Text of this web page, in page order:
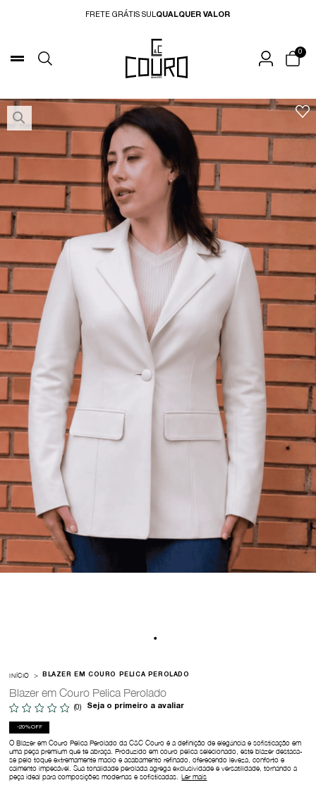
FRETE GRÁTIS SUL QUALQUER VALOR
0
INÍCIO BLAZER EM COURO PELICA PEROLADO
Blazer em Couro Pelica Perolado
(0) Seja o primeiro a avaliar
20%OFF
O Blazer em Couro Pelica Perolado da C&C Couro é a definição de elegância e sofisticação em
uma peça premium que te abraça. Produzido em couro pelica selecionado, este blazer destaca-
se pelo toque extremamente macio e acabamento refinado, oferecendo leveza, conforto e
caimento impecável. Sua tonalidade perolada agrega exclusividade e versatilidade, tornando a
peça ideal para composições modernas e sofisticadas. Ler mais